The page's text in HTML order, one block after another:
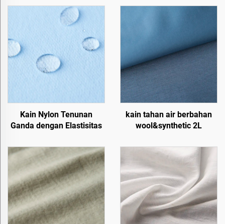
Kain Nylon Tenunan
Ganda dengan Elastisitas
kain tahan air berbahan
wool&synthetic 2L